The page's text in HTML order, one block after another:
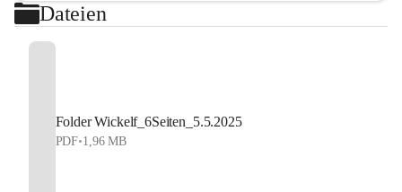
Dateien
Folder Wickelf_6Seiten_5.5.2025
PDF•1,96 MB